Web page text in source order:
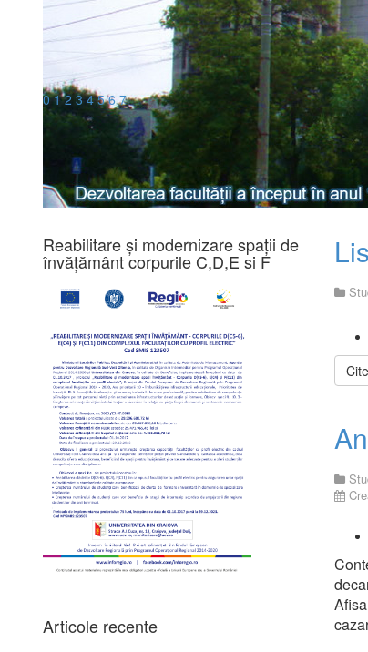
01234567
Reabilitare și modernizare spații de
învățământ corpurile C,D,E si F
Articole recente